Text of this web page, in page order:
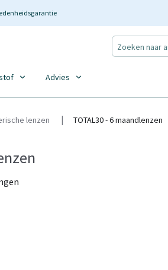
Advies
lenzen TOTAL30 - 6 maandlenzen